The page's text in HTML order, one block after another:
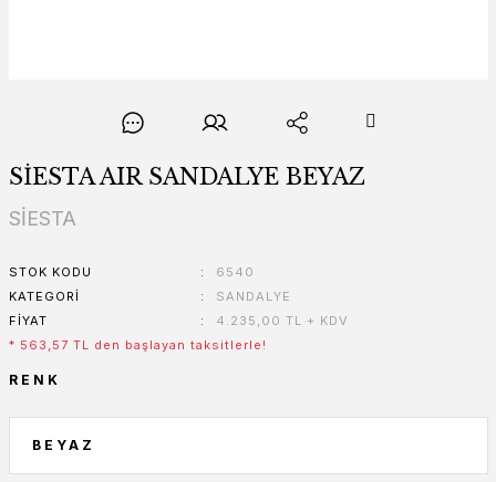
SİESTA AIR SANDALYE BEYAZ
SİESTA
STOK KODU
6540
KATEGORI
SANDALYE
FIYAT
4.235,00 TL + KDV
* 563,57 TL den başlayan taksitlerle!
RENK